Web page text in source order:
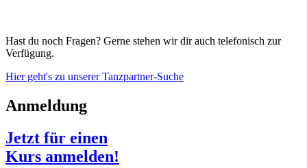
Hast du noch Fragen? Gerne stehen wir dir auch telefonisch zur
Verfügung.
Hier geht's zu unserer Tanzpartner-Suche
Anmeldung
Jetzt für einen
Kurs anmelden!